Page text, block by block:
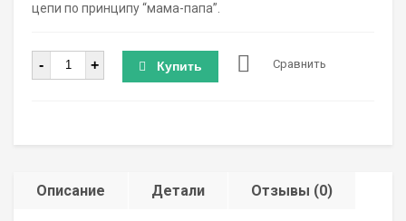
цепи по принципу “мама-папа”.
Количество
- + Купить Сравнить
Описание Детали Отзывы (0)